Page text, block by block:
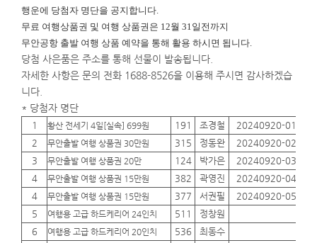
행운에 당첨자 명단을 공지합니다.
무료 여행상품권 및 여행 상품권은 12월 31일전까지
무안공항 출발 여행 상품 예약을 통해 활용 하시면 됩니다.
당첨 사은품은 주소를 통해 선물이 발송됩니다.
자세한 사항은 문의 전화 1688-8526을 이용해 주시면 감사하겠습
니다.
* 당첨자 명단
1 황산 전세기 4일[실속] 699원 191 조경철 20240920-01
2
무안출발 여행 상품권 30만원 315 정동완 20240920-02
3
무안출발 여행 상품권 20만 124 박가은 20240920-03
4
무안출발 여행 상품권 15만원 382 곽영진 20240920-04
4
무안출발 여행 상품권 15만원 377 서권필 20240920-05
5
여행용 고급 하드케리어 24인치 511 정창원
6
여행용 고급 하드케리어 20인치 536 최동수